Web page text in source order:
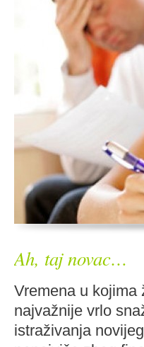
Ah, taj novac…
Vremena u kojima
najvažnije vrlo
istraživanja